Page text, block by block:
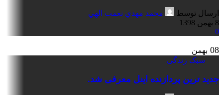
ارسال توسط
محمد مهدي نعمت الهي
8 بهمن 1398
0
08 بهمن
سبک زندگی
جدید ترین پردازنده اینل معرفی شد.